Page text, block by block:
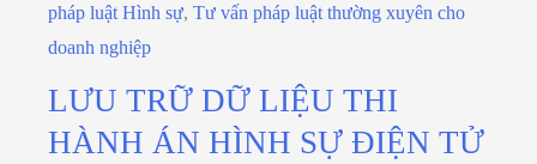
pháp luật Hình sự, Tư vấn pháp luật thường xuyên cho
doanh nghiệp
LƯU TRỮ DỮ LIỆU THI
HÀNH ÁN HÌNH SỰ ĐIỆN TỬ